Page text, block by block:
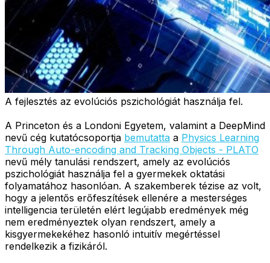
A fejlesztés az evolúciós pszichológiát használja fel.
A Princeton és a Londoni Egyetem, valamint a DeepMind
nevű cég kutatócsoportja bemutatta a Physics Learning
Through Auto-encoding and Tracking Objects - PLATO
nevű mély tanulási rendszert, amely az evolúciós
pszichológiát használja fel a gyermekek oktatási
folyamatához hasonlóan. A szakemberek tézise az volt,
hogy a jelentős erőfeszítések ellenére a mesterséges
intelligencia területén elért legújabb eredmények még
nem eredményeztek olyan rendszert, amely a
kisgyermekekéhez hasonló intuitív megértéssel
rendelkezik a fizikáról.